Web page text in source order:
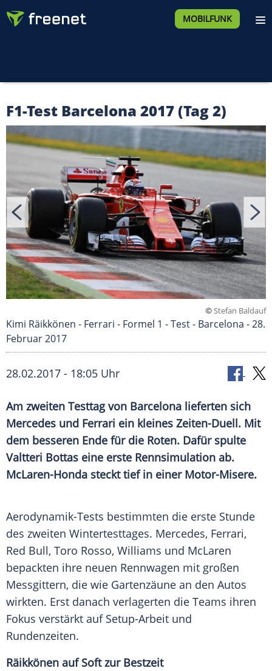
MOBILFUNK
F1-Test Barcelona 2017 (Tag 2)
©Stefan Baldauf
Kimi Räikkönen - Ferrari - Formel 1 - Test - Barcelona - 28.
Februar 2017
28.02.2017 - 18:05 Uhr
Am zweiten Testtag von Barcelona lieferten sich
Mercedes und Ferrari ein kleines Zeiten-Duell. Mit
dem besseren Ende für die Roten. Dafür spulte
Valtteri Bottas eine erste Rennsimulation ab.
McLaren-Honda steckt tief in einer Motor-Misere.
Aerodynamik-Tests bestimmten die erste Stunde
des zweiten Wintertesttages. Mercedes, Ferrari,
Red Bull, Toro Rosso, Williams und McLaren
bepackten ihre neuen Rennwagen mit großen
Messgittern, die wie Gartenzäune an den Autos
wirkten. Erst danach verlagerten die Teams ihren
Fokus verstärkt auf Setup-Arbeit und
Rundenzeiten.
Räikkönen auf Soft zur Bestzeit